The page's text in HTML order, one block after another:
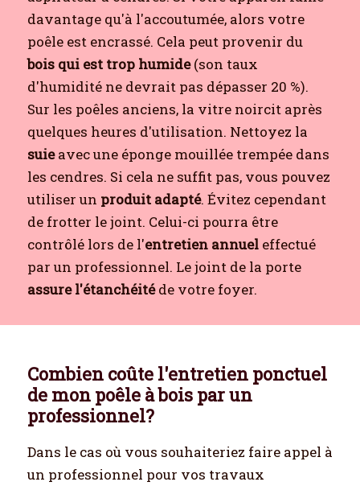
davantage qu'à l'accoutumée, alors votre
poêle est encrassé. Cela peut provenir du
bois qui est trop humide(son taux
d'humidité ne devrait pas dépasser 20 %).
Sur les poêles anciens, la vitre noircit après
quelques heures d'utilisation. Nettoyez la
suieavec une éponge mouillée trempée dans
les cendres. Si cela ne suffit pas, vous pouvez
utiliser un produit adapté. Évitez cependant
de frotter le joint. Celui-ci pourra être
contrôlé lors de l'entretien annuel effectué
par un professionnel. Le joint de la porte
assure l'étanchéitéde votre foyer.
Combien coûte l'entretien ponctuel
de mon poêle à bois par un
professionnel?
Dans le cas où vous souhaiteriez faire appel à
un professionnel pour vos travaux